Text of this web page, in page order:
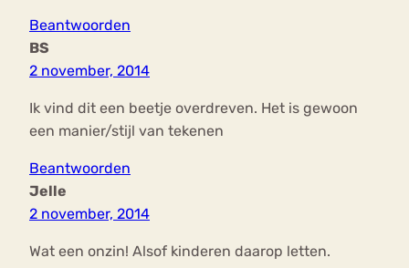
Beantwoorden
BS
2 november, 2014
Ik vind dit een beetje overdreven. Het is gewoon
een manier/stijl van tekenen
Beantwoorden
Jelle
2 november, 2014
Wat een onzin! Alsof kinderen daarop letten.